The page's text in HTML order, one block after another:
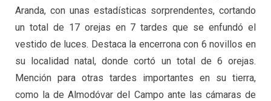
Aranda, con unas estadísticas sorprendentes, cortando
un total de 17 orejas en 7 tardes que se enfundó el
vestido de luces. Destaca la encerrona con 6 novillos en
su localidad natal, donde cortó un total de 6 orejas.
Mención para otras tardes importantes en su tierra,
como la de Almodóvar del Campo ante las cámaras de